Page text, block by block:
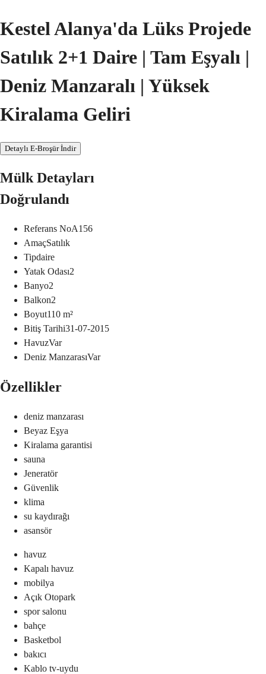
Kestel Alanya'da Lüks Projede
Satılık 2+1 Daire | Tam Eşyalı |
Deniz Manzaralı | Yüksek
Kiralama Geliri
Detaylı E-Broşür İndir
Mülk Detayları
Doğrulandı
Referans NoA156
AmaçSatılık
Tipdaire
Yatak Odası2
Banyo2
Balkon2
Boyut110 m²
Bitiş Tarihi31-07-2015
HavuzVar
Deniz ManzarasıVar
Özellikler
deniz manzarası
Beyaz Eşya
Kiralama garantisi
sauna
Jeneratör
Güvenlik
klima
su kaydırağı
asansör
havuz
Kapalı havuz
mobilya
Açık Otopark
spor salonu
bahçe
Basketbol
bakıcı
Kablo tv-uydu